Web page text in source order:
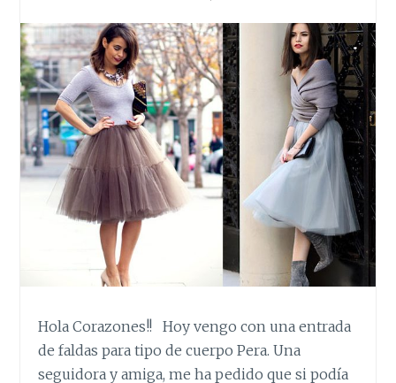
Hola Corazones!! Hoy vengo con una entrada
de faldas para tipo de cuerpo Pera. Una
seguidora y amiga, me ha pedido que si podía